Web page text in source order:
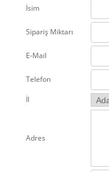
İsim
Sipariş Miktarı
E-Mail
Telefon
İl
Adres